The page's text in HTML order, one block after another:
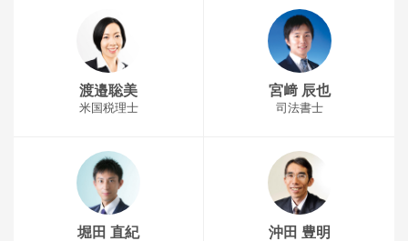
渡邉聡美
米国税理士
宮﨑 辰也
司法書士
堀田 直紀 沖田 豊明